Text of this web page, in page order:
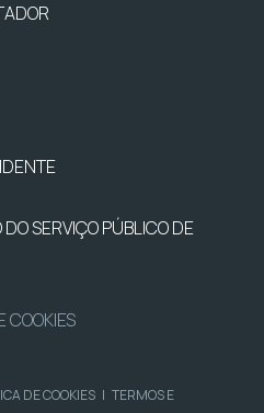
SERVIÇO PÚBLICO DE
COOKIES
DE COOKIES | TERMOS E